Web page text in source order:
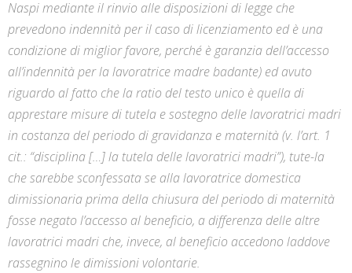
Naspi mediante il rinvio alle disposizioni di legge che
prevedono indennità per il caso di licenziamento ed è una
condizione di miglior favore, perché è garanzia dell’accesso
all’indennità per la lavoratrice madre badante) ed avuto
riguardo al fatto che la ratio del testo unico è quella di
apprestare misure di tutela e sostegno delle lavoratrici madri
in costanza del periodo di gravidanza e maternità (v. l’art. 1
cit.: “disciplina […] la tutela delle lavoratrici madri”), tute-la
che sarebbe sconfessata se alla lavoratrice domestica
dimissionaria prima della chiusura del periodo di maternità
fosse negato l’accesso al beneficio, a differenza delle altre
lavoratrici madri che, invece, al beneficio accedono laddove
rassegnino le dimissioni volontarie.